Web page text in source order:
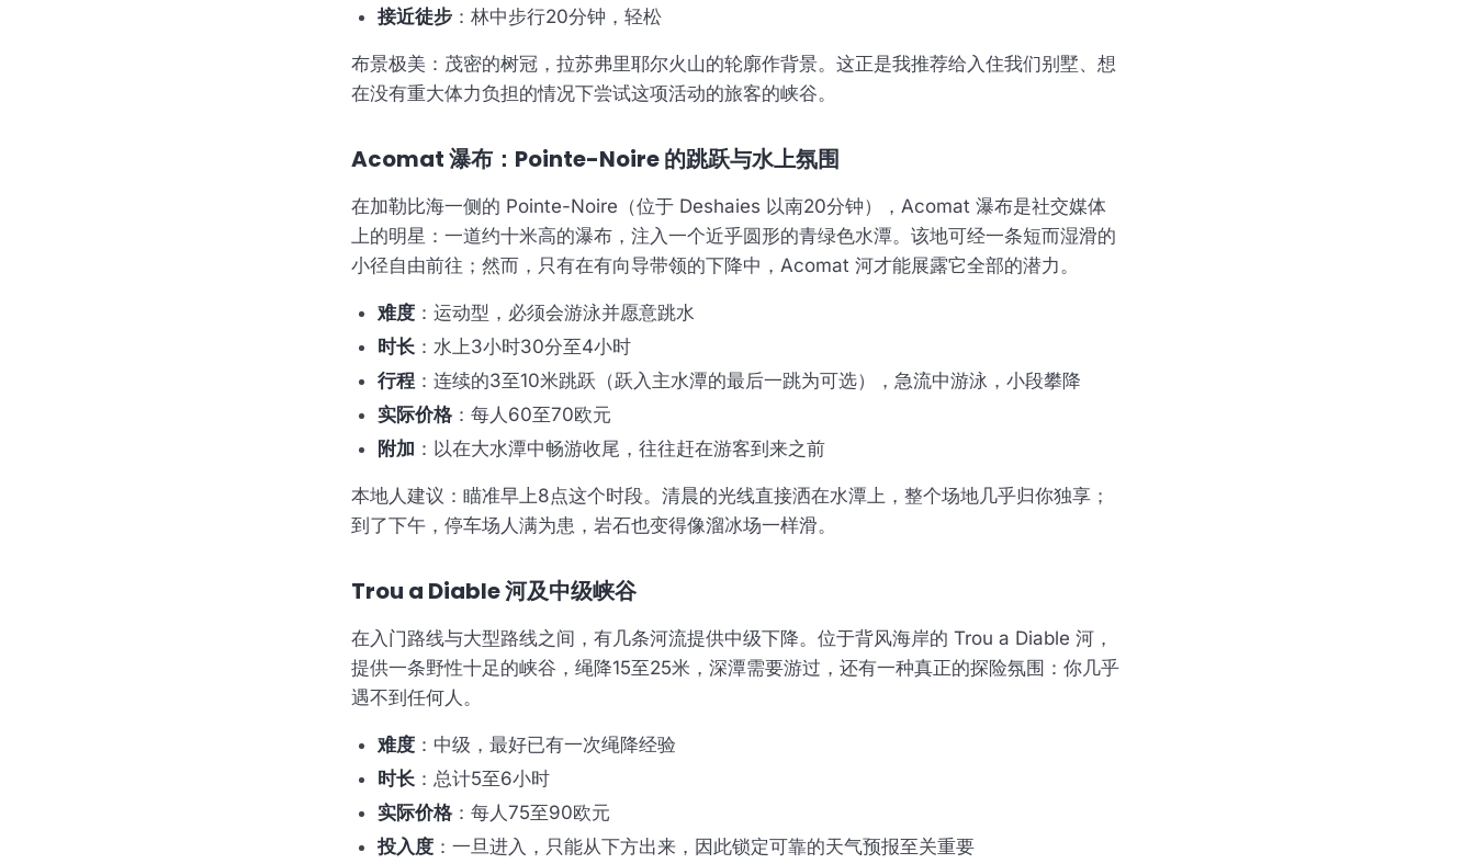
接近徒步 ：林中步行20分钟，轻松
布景极美：茂密的树冠，拉苏弗里耶尔火山的轮廓作背景。这正是我推荐给入住我们别墅、想
在没有重大体力负担的情况下尝试这项活动的旅客的峡谷。
Acomat 瀑布：Pointe-Noire 的跳跃与水上氛围
在加勒比海一侧的 Pointe-Noire（位于 Deshaies 以南20分钟），Acomat 瀑布是社交媒体
上的明星：一道约十米高的瀑布，注入一个近乎圆形的青绿色水潭。该地可经一条短而湿滑的
小径自由前往；然而，只有在有向导带领的下降中，Acomat 河才能展露它全部的潜力。
难度 ：运动型，必须会游泳并愿意跳水
时长 ：水上3小时30分至4小时
行程 ：连续的3至10米跳跃（跃入主水潭的最后一跳为可选），急流中游泳，小段攀降
实际价格 ：每人60至70欧元
附加 ：以在大水潭中畅游收尾，往往赶在游客到来之前
本地人建议：瞄准早上8点这个时段。清晨的光线直接洒在水潭上，整个场地几乎归你独享；
到了下午，停车场人满为患，岩石也变得像溜冰场一样滑。
Trou a Diable 河及中级峡谷
在入门路线与大型路线之间，有几条河流提供中级下降。位于背风海岸的 Trou a Diable 河，
提供一条野性十足的峡谷，绳降15至25米，深潭需要游过，还有一种真正的探险氛围：你几乎
遇不到任何人。
难度 ：中级，最好已有一次绳降经验
时长 ：总计5至6小时
实际价格 ：每人75至90欧元
投入度 ：一旦进入，只能从下方出来，因此锁定可靠的天气预报至关重要